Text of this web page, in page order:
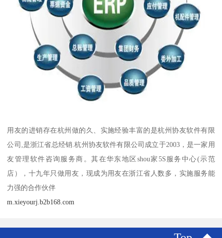
用友的进销存在杭州做的久、实施经验丰富的是杭州协友软件有限
公司,是浙江省总经销.杭州协友软件有限公司成立于2003，是一家用
友管理软件咨询服务商。其在华东地区shou家5S服务中心(示范
店），十九年只做用友，现成为用友在浙江省人数多，实施服务能
力强的合作伙伴
m.xieyourj.b2b168.com